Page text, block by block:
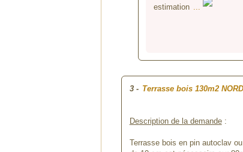
estimation ...
3- Terrasse bois 130m2 NORD
Description de la demande:
Terrasse bois en pin autoclav